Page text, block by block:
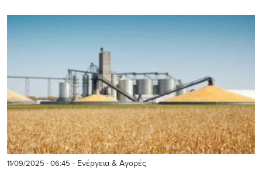
11/09/2025 - 06:45 - Ενέργεια & Αγορές